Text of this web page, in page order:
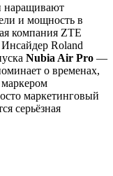
наращивают
и мощность в
компания ZTE
Roland
Nubia Air Pro —
о временах,
маркетинговый
серьёзная